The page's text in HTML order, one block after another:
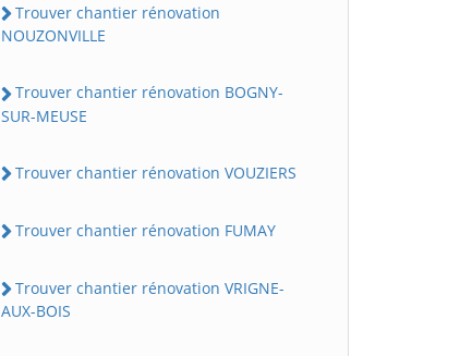
Trouver chantier rénovation
NOUZONVILLE
Trouver chantier rénovation BOGNY-
SUR-MEUSE
Trouver chantier rénovation VOUZIERS
Trouver chantier rénovation FUMAY
Trouver chantier rénovation VRIGNE-
AUX-BOIS